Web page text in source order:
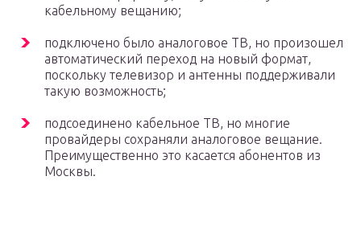
кабельному вещанию;
подключено было аналоговое ТВ, но произошел
автоматический переход на новый формат,
поскольку телевизор и антенны поддерживали
такую возможность;
подсоединено кабельное ТВ, но многие
провайдеры сохраняли аналоговое вещание.
Преимущественно это касается абонентов из
Москвы.